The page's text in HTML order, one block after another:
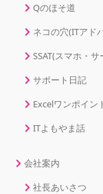
Qのほそ道
ネコの穴(ITアド
SSAT(スマホ・
サポート日記
Excelワンポイン
ITよもやま話
会社案内
社長あいさつ